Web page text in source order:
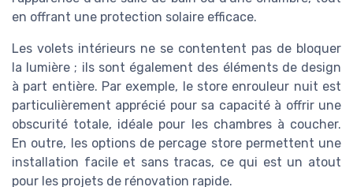
en offrant une protection solaire efficace.
Les volets intérieurs ne se contentent pas de bloquer
la lumière ; ils sont également des éléments de design
à part entière. Par exemple, le store enrouleur nuit est
particulièrement apprécié pour sa capacité à offrir une
obscurité totale, idéale pour les chambres à coucher.
En outre, les options de percage store permettent une
installation facile et sans tracas, ce qui est un atout
pour les projets de rénovation rapide.